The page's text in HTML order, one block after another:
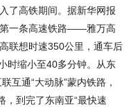
了高铁期间。据新华网报
一条高速铁路——雅万高
联想时速350公里，通车后
时缩小至40多分钟。从东
互通“大动脉”蒙内铁路，
，到完了东南亚“最快速